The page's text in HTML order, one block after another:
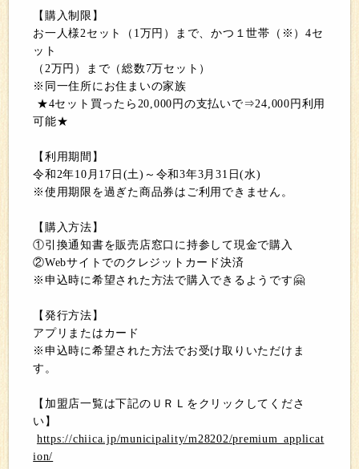
【購入制限】
お一人様2セット（1万円）まで、かつ１世帯（※）4セ
ット
（2万円）まで（総数7万セット）
※同一住所にお住まいの家族
★4セット買ったら20,000円の支払いで⇒24,000円利用
可能★
【利用期間】
令和2年10月17日(土)～令和3年3月31日(水)
※使用期限を過ぎた商品券はご利用できません。
【購入方法】
①引換通知書を販売店窓口に持参して現金で購入
②Webサイトでのクレジットカード決済
※申込時に希望された方法で購入できるようです🤗
【発行方法】
アプリまたはカード
※申込時に希望された方法でお受け取りいただけま
す。
【加盟店一覧は下記のＵＲＬをクリックしてくださ
い】
https://chiica.jp/municipality/m28202/premium_applicat
ion/